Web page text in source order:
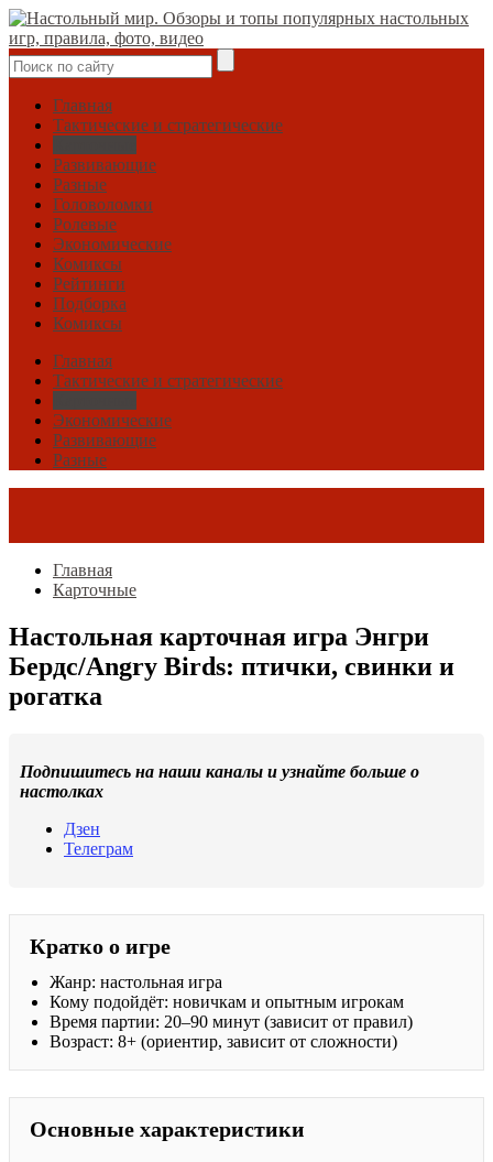
Главная
Тактические и стратегические
Развивающие
Разные
Головоломки
Ролевые
Экономические
Комиксы
Рейтинги
Подборка
Комиксы
Главная
Тактические и стратегические
Экономические
Развивающие
Разные
Главная
Карточные
Настольная карточная игра Энгри
Бердс/Angry Birds: птички, свинки и
рогатка
Подпишитесь на наши каналы и узнайте больше о
настолках
Дзен
Телеграм
Кратко о игре
Жанр: настольная игра
Кому подойдёт: новичкам и опытным игрокам
Время партии: 20–90 минут (зависит от правил)
Возраст: 8+ (ориентир, зависит от сложности)
Основные характеристики